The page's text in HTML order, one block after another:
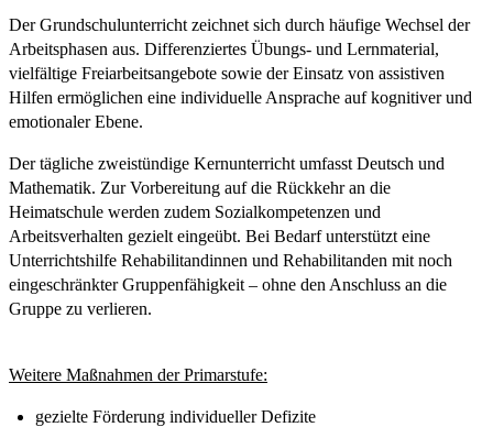
Der Grundschulunterricht zeichnet sich durch häufige Wechsel der
Arbeitsphasen aus. Differenziertes Übungs- und Lernmaterial,
vielfältige Freiarbeitsangebote sowie der Einsatz von assistiven
Hilfen ermöglichen eine individuelle Ansprache auf kognitiver und
emotionaler Ebene.
Der tägliche zweistündige Kernunterricht umfasst Deutsch und
Mathematik. Zur Vorbereitung auf die Rückkehr an die
Heimatschule werden zudem Sozialkompetenzen und
Arbeitsverhalten gezielt eingeübt. Bei Bedarf unterstützt eine
Unterrichtshilfe Rehabilitandinnen und Rehabilitanden mit noch
eingeschränkter Gruppenfähigkeit – ohne den Anschluss an die
Gruppe zu verlieren.
Weitere Maßnahmen der Primarstufe:
gezielte Förderung individueller Defizite